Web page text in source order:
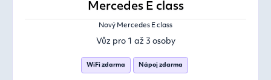
Mercedes E class
Nový Mercedes E class
Vůz pro 1 až 3 osoby
WiFi zdarma Nápoj zdarma